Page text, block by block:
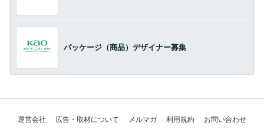
パッケージ（商品）デザイナー募集
運営会社 広告・取材について メルマガ 利用規約 お問い合わせ